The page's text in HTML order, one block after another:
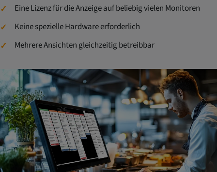
Eine Lizenz für die Anzeige auf beliebig vielen Monitoren
Keine spezielle Hardware erforderlich
Mehrere Ansichten gleichzeitig betreibbar